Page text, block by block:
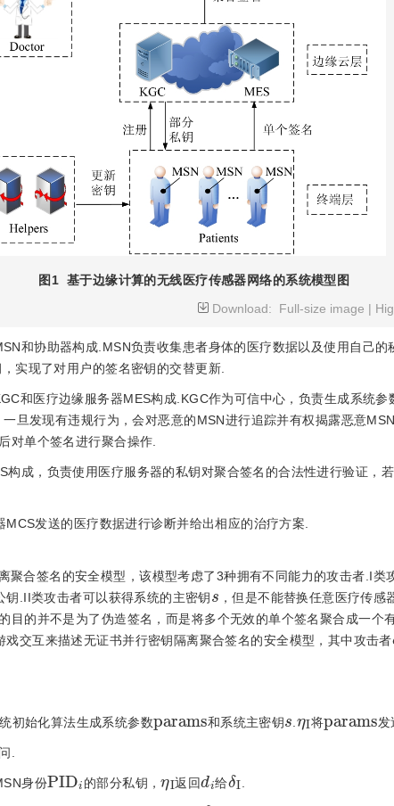
图1 基于边缘计算的无线医疗传感器网络的系统模型图
Download:
Full-size image |
和协助器构成.MSN负责收集患者身体的医疗数据以及使用自己
实现了对用户的签名密钥的交替更新.
和医疗边缘服务器MES构成.KGC作为可信中心，负责生成系统
旦发现有违规行为，会对恶意的MSN进行追踪并有权揭露恶意
对单个签名进行聚合操作.
构成，负责使用医疗服务器的私钥对聚合签名的合法性进行验证，
MCS发送的医疗数据进行诊断并给出相应的治疗方案.
聚合签名的安全模型，该模型考虑了3种拥有不同能力的攻击者.I类
.II类攻击者可以获得系统的主密钥
s
，但是不能替换任意医疗传感
目的并不是为了伪造签名，而是将多个无效的单个签名聚合成一个
戏交互来描述无证书并行密钥隔离聚合签名的安全模型，其中攻击者
初始化算法生成系统参数
s
和系统主密钥 将 发
.
身份
PID
的部分私钥，
I
返回
d
给
δ